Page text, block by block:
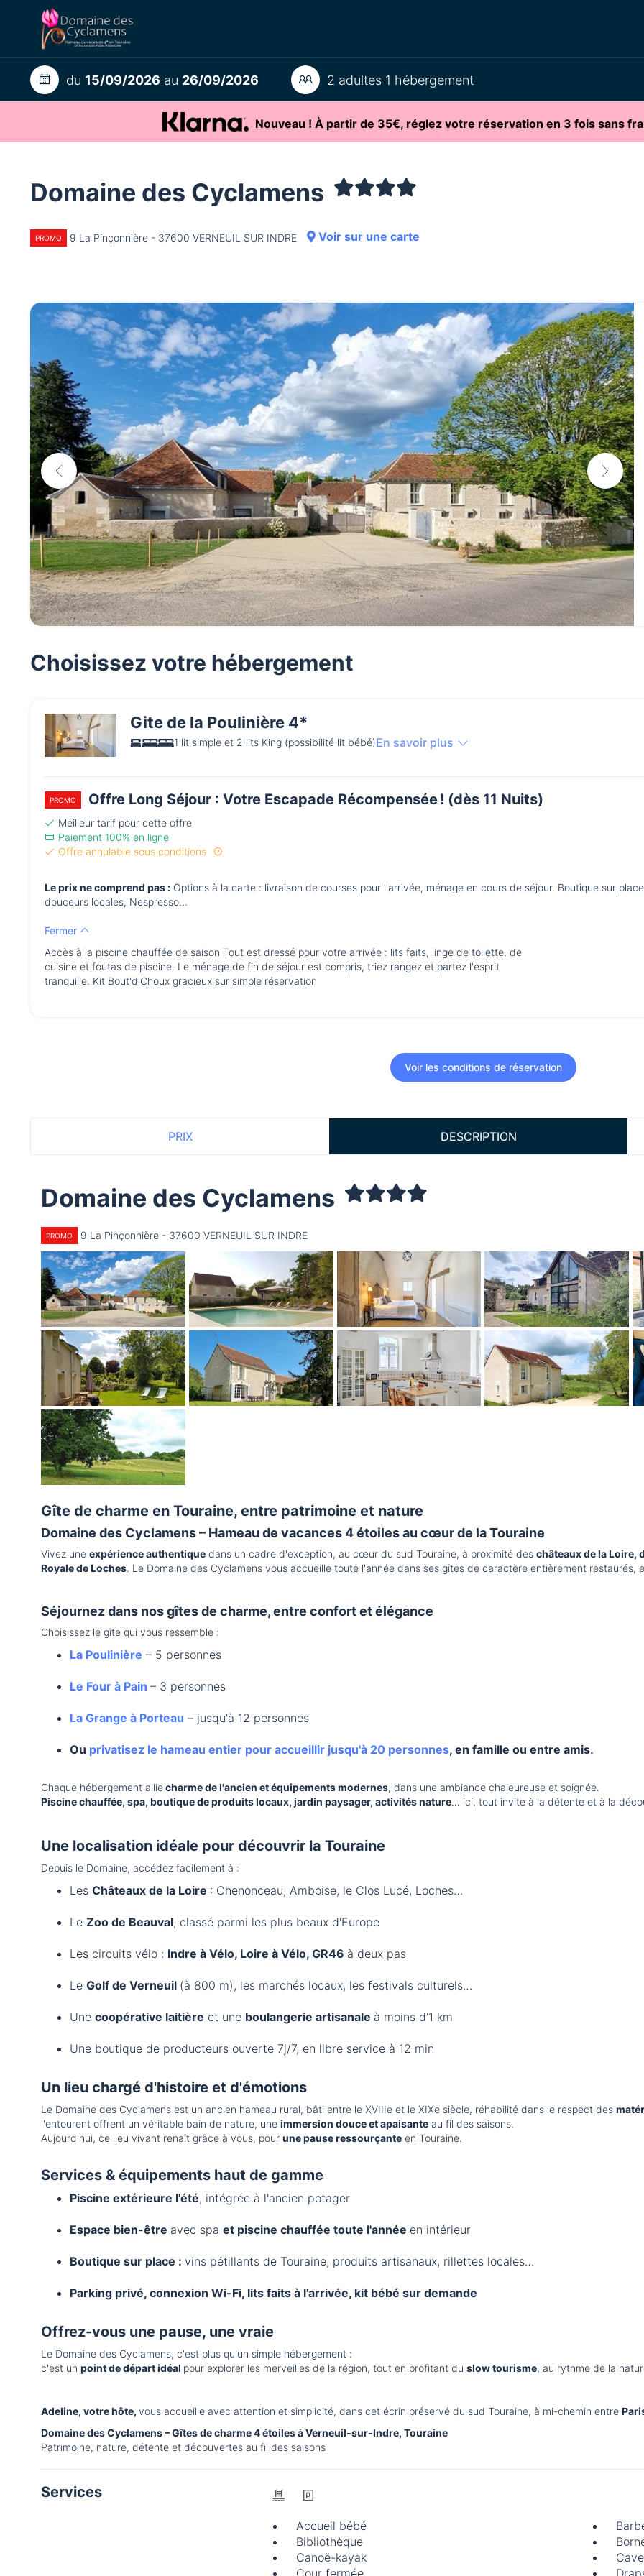
du 15/09/2026 au 26/09/2026 2 adultes 1 hébergement
Nouveau ! À partir de 35€, réglez votre réservation en 3 fois sans
Domaine des Cyclamens
PROMO 9 La Pinçonnière - 37600 VERNEUIL SUR INDRE Voir sur une carte
Choisissez votre hébergement
Gite de la Poulinière 4*
1 lit simple et 2 lits King (possibilité lit bébé)En savoir plus
PROMO Offre Long Séjour : Votre Escapade Récompensée ! (dès 11 Nuits)
Meilleur tarif pour cette offre
Paiement 100% en ligne
Offre annulable sous conditions
Le prix ne comprend pas : Options à la carte : livraison de courses pour l'arrivée, ménage en cours de séjour. Boutique sur
douceurs locales, Nespresso...
Fermer
Accès à la piscine chauffée de saison Tout est dressé pour votre arrivée : lits faits, linge de toilette, de
cuisine et foutas de piscine. Le ménage de fin de séjour est compris, triez rangez et partez l'esprit
tranquille. Kit Bout'd'Choux gracieux sur simple réservation
Voir les conditions de réservation
PRIX DESCRIPTION
Domaine des Cyclamens
PROMO 9 La Pinçonnière - 37600 VERNEUIL SUR INDRE
Gîte de charme en Touraine, entre patrimoine et nature
Domaine des Cyclamens – Hameau de vacances 4 étoiles au cœur de la Touraine
Vivez une expérience authentique dans un cadre d'exception, au cœur du sud Touraine, à proximité des châteaux de la Loire,
Royale de Loches. Le Domaine des Cyclamens vous accueille toute l'année dans ses gîtes de caractère entièrement restaurés,
Séjournez dans nos gîtes de charme, entre confort et élégance
Choisissez le gîte qui vous ressemble :
La Poulinière – 5 personnes
Le Four à Pain – 3 personnes
La Grange à Porteau – jusqu'à 12 personnes
Ou privatisez le hameau entier pour accueillir jusqu'à 20 personnes, en famille ou entre amis.
Chaque hébergement alliecharme de l'ancien et équipements modernes, dans une ambiance chaleureuse et soignée.
Piscine chauffée, spa, boutique de produits locaux, jardin paysager, activités nature… ici, tout invite à la détente et à la
Une localisation idéale pour découvrir la Touraine
Depuis le Domaine, accédez facilement à :
Les Châteaux de la Loire : Chenonceau, Amboise, le Clos Lucé, Loches…
Le Zoo de Beauval, classé parmi les plus beaux d'Europe
Les circuits vélo : Indre à Vélo, Loire à Vélo, GR46 à deux pas
Le Golf de Verneuil (à 800 m), les marchés locaux, les festivals culturels…
Une coopérative laitière et une boulangerie artisanale à moins d'1 km
Une boutique de producteurs ouverte 7j/7, en libre service à 12 min
Un lieu chargé d'histoire et d'émotions
Le Domaine des Cyclamens est un ancien hameau rural, bâti entre le XVIIIe et le XIXe siècle, réhabilité dans le respect des
l'entourent offrent un véritable bain de nature, une immersion douce et apaisante au fil des saisons.
Aujourd'hui, ce lieu vivant renaît grâce à vous, pour une pause ressourçante en Touraine.
Services & équipements haut de gamme
Piscine extérieure l'été, intégrée à l'ancien potager
Espace bien-être avec spa et piscine chauffée toute l'année en intérieur
Boutique sur place : vins pétillants de Touraine, produits artisanaux, rillettes locales…
Parking privé, connexion Wi-Fi, lits faits à l'arrivée, kit bébé sur demande
Offrez-vous une pause, une vraie
Le Domaine des Cyclamens, c'est plus qu'un simple hébergement :
c'est un point de départ idéal pour explorer les merveilles de la région, tout en profitant du slow tourisme, au rythme de la
Adeline, votre hôte, vous accueille avec attention et simplicité, dans cet écrin préservé du sud Touraine, à mi-chemin entre
Domaine des Cyclamens – Gîtes de charme 4 étoiles à Verneuil-sur-Indre, Touraine
Patrimoine, nature, détente et découvertes au fil des saisons
Services
Accueil bébé
Bibliothèque
Canoë-kayak